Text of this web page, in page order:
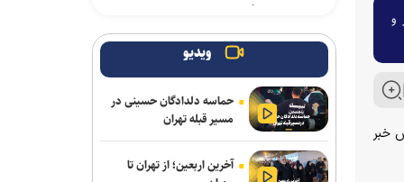
و
خبر
هدف قرار گرفتن اتاق‌ فرماندهی مزدوران
عربستان در یمن
و عربستان با محوریت تحولات منطقه
سازمان ملل: طرف‌ها را به مذاکره درباره
تنگه هرمز تشویق می‌کنیم
ویدیو
حماسه دلدادگان حسینی در
مسیر قبله تهران
آخرین اربعین؛ از تهران تا